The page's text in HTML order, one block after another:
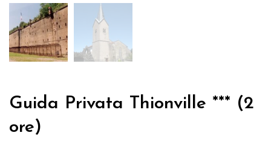
Guida Privata Thionville *** (2
ore)